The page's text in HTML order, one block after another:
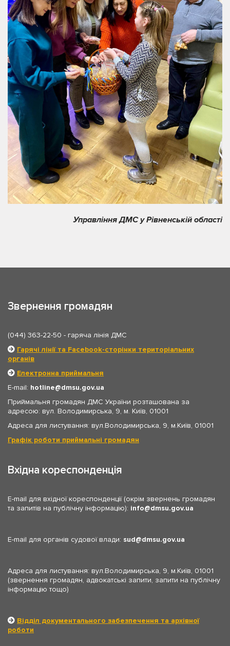
Управління ДМС у Рівненській області
Звернення громадян
(044) 363-22-50 - гаряча лінія ДМС
Гарячі лінії та Facebook-сторінки територіальних
органів
Електронна приймальня
E-mail: hotline
dmsu.gov.ua
Приймальня громадян ДМС України розташована за
адресою: вул. Володимирська, 9, м. Київ, 01001
Адреса для листування: вул.Володимирська, 9, м.Київ, 01001
Графік роботи приймальні громадян
Вхідна кореспонденція
E-mail для вхідної кореспонденції (окрім звернень громадян
та запитів на публічну інформацію): info dmsu.gov.ua
E-mail для органів судової влади: sud dmsu.gov.ua
Адреса для листування: вул.Володимирська, 9, м.Київ, 01001
(звернення громадян, адвокатські запити, запити на публічну
інформацію тощо)
Відділ документального забезпечення та архівної
роботи